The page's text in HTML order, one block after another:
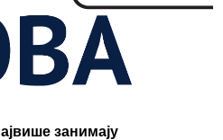
занимају